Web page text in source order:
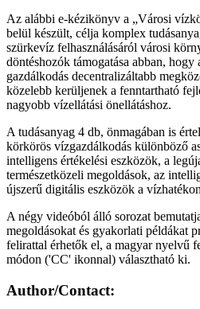
Az alábbi e-kézikönyv a „Városi
belül készült, célja komplex
szürkevíz felhasználásáról városi
döntéshozók támogatása abban,
gazdálkodás decentralizáltabb
közelebb kerüljenek a fenntartható
nagyobb vízellátási önellátáshoz.
A tudásanyag 4 db, önmagában is
körkörös vízgazdálkodás különböző
intelligens értékelési eszközök, a
természetközeli megoldások, az
újszerű digitális eszközök a
A négy videóból álló sorozat
megoldásokat és gyakorlati példákat
felirattal érhetők el, a magyar nyelvű
módon ('CC' ikonnal) választható ki.
Author/Contact: